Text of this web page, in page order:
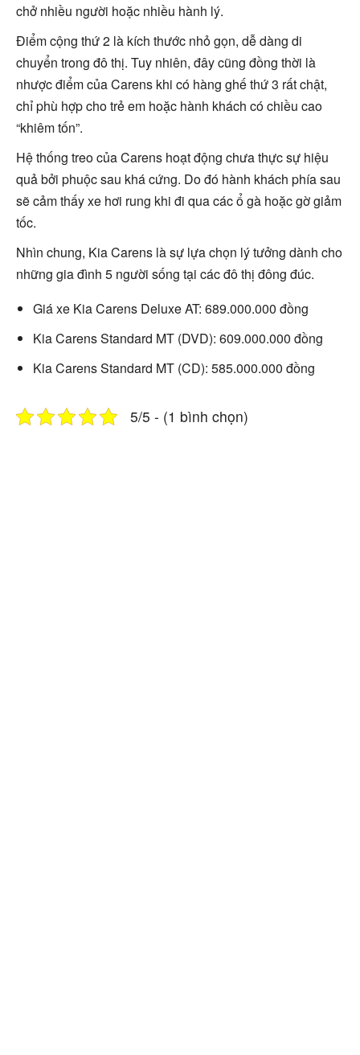
chở nhiều người hoặc nhiều hành lý.
Điểm cộng thứ 2 là kích thước nhỏ gọn, dễ dàng di
chuyển trong đô thị. Tuy nhiên, đây cũng đồng thời là
nhược điểm của Carens khi có hàng ghế thứ 3 rất chật,
chỉ phù hợp cho trẻ em hoặc hành khách có chiều cao
“khiêm tốn”.
Hệ thống treo của Carens hoạt động chưa thực sự hiệu
quả bởi phuộc sau khá cứng. Do đó hành khách phía sau
sẽ cảm thấy xe hơi rung khi đi qua các ổ gà hoặc gờ giảm
tốc.
Nhìn chung, Kia Carens là sự lựa chọn lý tưởng dành cho
những gia đình 5 người sống tại các đô thị đông đúc.
Giá xe Kia Carens Deluxe AT: 689.000.000 đồng
Kia Carens Standard MT (DVD): 609.000.000 đồng
Kia Carens Standard MT (CD): 585.000.000 đồng
5/5 - (1 bình chọn)